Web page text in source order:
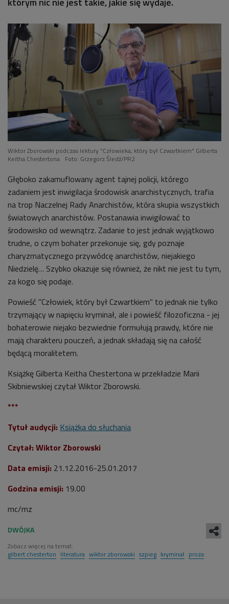
Wiktor Zborowski podczas lektury "Człowieka, który był Czwartkiem" Gilberta
Keitha Chestertona Foto: Grzegorz Śledź/PR2
Głęboko zakamuflowany agent tajnej policji, którego
zadaniem jest inwigilacja środowisk anarchistycznych, trafia
na trop Naczelnej Rady Anarchistów, która skupia wszystkich
światowych anarchistów. Postanawia inwigilować to
środowisko od wewnątrz. Zadanie to jest jednak wyjątkowo
trudne, o czym bohater przekonuje się, gdy poznaje
charyzmatycznego przywódcę anarchistów, niejakiego
Niedzielę… Szybko okazuje się również, że nikt nie jest tu tym,
za kogo się podaje.
Powieść "Człowiek, który był Czwartkiem" to jednak nie tylko
trzymający w napięciu kryminał, ale i powieść filozoficzna - jej
bohaterowie niejako bezwiednie formułują prawdy, które nie
mają charakteru pouczeń, a jednak składają się na całość
będącą moralitetem.
Książkę Gilberta Keitha Chestertona w przekładzie Marii
Skibniewskiej czytał Wiktor Zborowski.
***
Tytuł audycji: Książka do słuchania
Czytał: Wiktor Zborowski
Data emisji: 21.12.2016-25.01.2017
Godzina emisji: 19.00
mc/mz
Zobacz więcej na temat:
gilbert chesterton literatura wiktor zborowski szpieg kryminał proza